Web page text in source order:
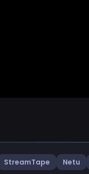
StreamTape Netu